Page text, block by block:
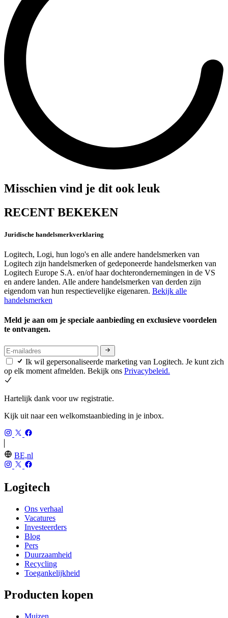
Misschien vind je dit ook leuk
RECENT BEKEKEN
Juridische handelsmerkverklaring
Logitech, Logi, hun logo's en alle andere handelsmerken van
Logitech zijn handelsmerken of gedeponeerde handelsmerken van
Logitech Europe S.A. en/of haar dochterondernemingen in de VS
en andere landen. Alle andere handelsmerken van derden zijn
eigendom van hun respectievelijke eigenaren. Bekijk alle
handelsmerken
Meld je aan om je speciale aanbieding en exclusieve voordelen
te ontvangen.
Ik wil gepersonaliseerde marketing van Logitech. Je kunt zich
op elk moment afmelden. Bekijk ons Privacybeleid.
Hartelijk dank voor uw registratie.
Kijk uit naar een welkomstaanbieding in je inbox.
BE,nl
Logitech
Ons verhaal
Vacatures
Investeerders
Blog
Pers
Duurzaamheid
Recycling
Toegankelijkheid
Producten kopen
Muizen